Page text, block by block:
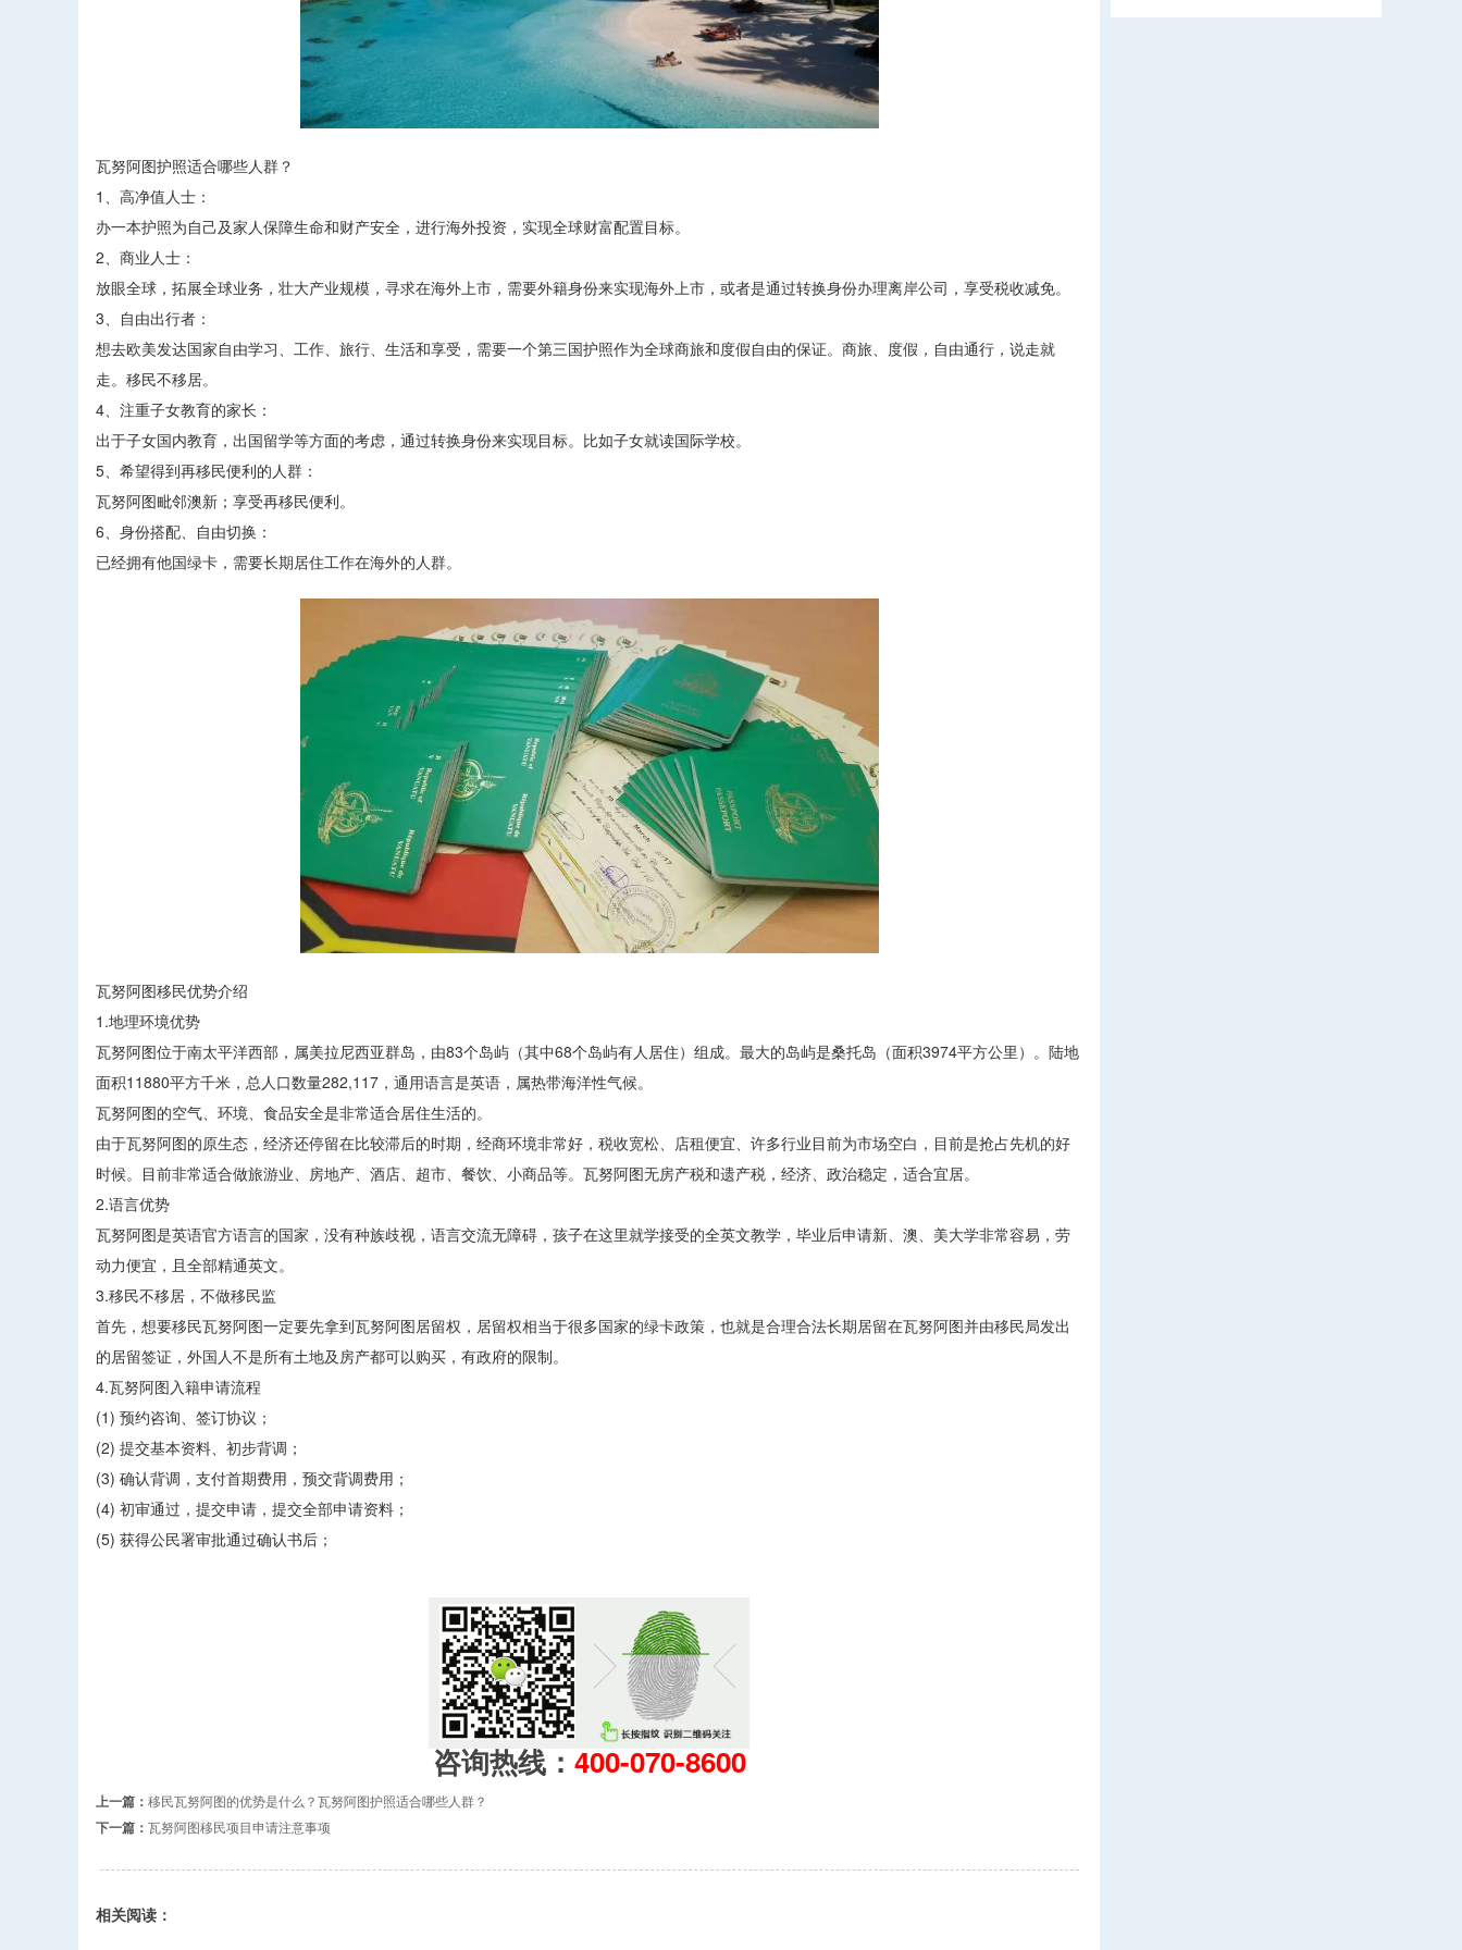
瓦努阿图护照适合哪些人群？
1、高净值人士：
办一本护照为自己及家人保障生命和财产安全，进行海外投资，实现全球财富配置目标。
2、商业人士：
放眼全球，拓展全球业务，壮大产业规模，寻求在海外上市，需要外籍身份来实现海外上市，或者是通过转换身份办理离岸公司，享受税收减免。
3、自由出行者：
想去欧美发达国家自由学习、工作、旅行、生活和享受，需要一个第三国护照作为全球商旅和度假自由的保证。商旅、度假，自由通行，说走就
走。移民不移居。
4、注重子女教育的家长：
出于子女国内教育，出国留学等方面的考虑，通过转换身份来实现目标。比如子女就读国际学校。
5、希望得到再移民便利的人群：
瓦努阿图毗邻澳新；享受再移民便利。
6、身份搭配、自由切换：
已经拥有他国绿卡，需要长期居住工作在海外的人群。
瓦努阿图移民优势介绍
1.地理环境优势
瓦努阿图位于南太平洋西部，属美拉尼西亚群岛，由83个岛屿（其中68个岛屿有人居住）组成。最大的岛屿是桑托岛（面积3974平方公里）。陆地
面积11880平方千米，总人口数量282,117，通用语言是英语，属热带海洋性气候。
瓦努阿图的空气、环境、食品安全是非常适合居住生活的。
由于瓦努阿图的原生态，经济还停留在比较滞后的时期，经商环境非常好，税收宽松、店租便宜、许多行业目前为市场空白，目前是抢占先机的好
时候。目前非常适合做旅游业、房地产、酒店、超市、餐饮、小商品等。瓦努阿图无房产税和遗产税，经济、政治稳定，适合宜居。
2.语言优势
瓦努阿图是英语官方语言的国家，没有种族歧视，语言交流无障碍，孩子在这里就学接受的全英文教学，毕业后申请新、澳、美大学非常容易，劳
动力便宜，且全部精通英文。
3.移民不移居，不做移民监
首先，想要移民瓦努阿图一定要先拿到瓦努阿图居留权，居留权相当于很多国家的绿卡政策，也就是合理合法长期居留在瓦努阿图并由移民局发出
的居留签证，外国人不是所有土地及房产都可以购买，有政府的限制。
4.瓦努阿图入籍申请流程
(1) 预约咨询、签订协议；
(2) 提交基本资料、初步背调；
(3) 确认背调，支付首期费用，预交背调费用；
(4) 初审通过，提交申请，提交全部申请资料；
(5) 获得公民署审批通过确认书后；
咨询热线： 400-070-8600
上一篇： 移民瓦努阿图的优势是什么？瓦努阿图护照适合哪些人群？
下一篇： 瓦努阿图移民项目申请注意事项
相关阅读：